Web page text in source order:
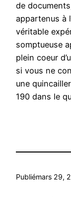
de
appartenus à
véritable
somptueuse
plein coeur
si vous ne
une
190 dans le
Publiémars 29,